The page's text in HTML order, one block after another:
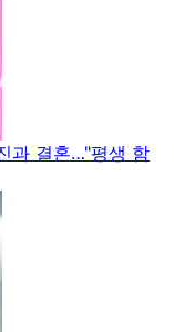
과 결혼…"평생 함